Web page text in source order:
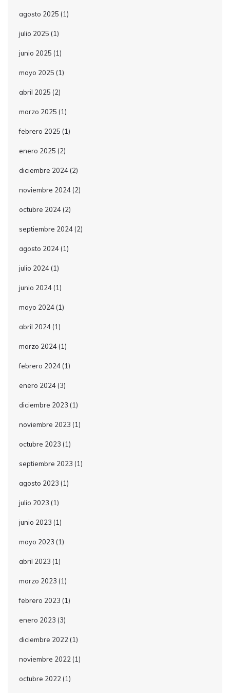
agosto 2025 (1)
julio 2025 (1)
junio 2025 (1)
mayo 2025 (1)
abril 2025 (2)
marzo 2025 (1)
febrero 2025 (1)
enero 2025 (2)
diciembre 2024 (2)
noviembre 2024 (2)
octubre 2024 (2)
septiembre 2024 (2)
agosto 2024 (1)
julio 2024 (1)
junio 2024 (1)
mayo 2024 (1)
abril 2024 (1)
marzo 2024 (1)
febrero 2024 (1)
enero 2024 (3)
diciembre 2023 (1)
noviembre 2023 (1)
octubre 2023 (1)
septiembre 2023 (1)
agosto 2023 (1)
julio 2023 (1)
junio 2023 (1)
mayo 2023 (1)
abril 2023 (1)
marzo 2023 (1)
febrero 2023 (1)
enero 2023 (3)
diciembre 2022 (1)
noviembre 2022 (1)
octubre 2022 (1)